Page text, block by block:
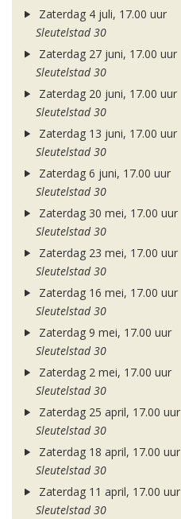
Zaterdag 4 juli, 17.00 uur
Sleutelstad 30
Zaterdag 27 juni, 17.00 uur
Sleutelstad 30
Zaterdag 20 juni, 17.00 uur
Sleutelstad 30
Zaterdag 13 juni, 17.00 uur
Sleutelstad 30
Zaterdag 6 juni, 17.00 uur
Sleutelstad 30
Zaterdag 30 mei, 17.00 uur
Sleutelstad 30
Zaterdag 23 mei, 17.00 uur
Sleutelstad 30
Zaterdag 16 mei, 17.00 uur
Sleutelstad 30
Zaterdag 9 mei, 17.00 uur
Sleutelstad 30
Zaterdag 2 mei, 17.00 uur
Sleutelstad 30
Zaterdag 25 april, 17.00 uur
Sleutelstad 30
Zaterdag 18 april, 17.00 uur
Sleutelstad 30
Zaterdag 11 april, 17.00 uur
Sleutelstad 30